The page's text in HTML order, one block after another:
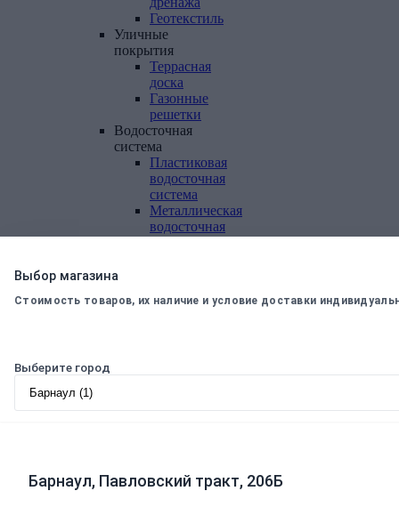
Геотекстиль
Уличные
покрытия
Террасная
доска
Газонные
решетки
Водосточная
система
Пластиковая
водосточная
система
Металлическая
водосточная
плитка,
Фасадная
Теплоизоляционные
Выбор магазина
Стоимость товаров, их наличие и условие доставки
Выберите город
Барнаул, Павловский тракт, 206Б